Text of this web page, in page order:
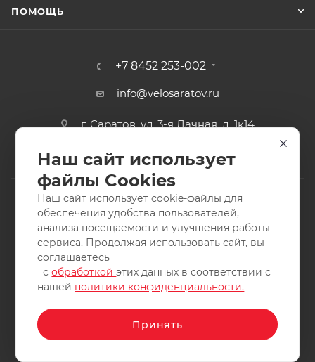
ПОМОЩЬ
+7 8452 253-002
info@velosaratov.ru
г. Саратов, ул. 3-я Дачная, д. 1к14
2011-2026 © интернет-магазин спортивных товаров
ВелоСаратов. Не является публичной офертой. Все права
защищены. Заимствование материалов и фотографий
запрещено.
Наш сайт использует
файлы Cookies
Наш сайт использует cookie-файлы для
обеспечения удобства пользователей,
анализа посещаемости и улучшения работы
сервиса. Продолжая использовать сайт, вы
соглашаетесь
собработкойэтих данных в соответствии с
нашей политики конфиденциальности.
Принять